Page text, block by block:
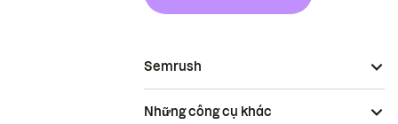
Semrush
Những công cụ khác